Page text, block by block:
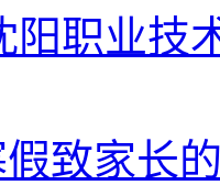
阳职业技
假致家长